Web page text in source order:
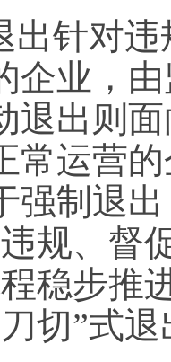
出针对
企业，
退出则
常运营
强制退
规、督
稳步推
切”式退